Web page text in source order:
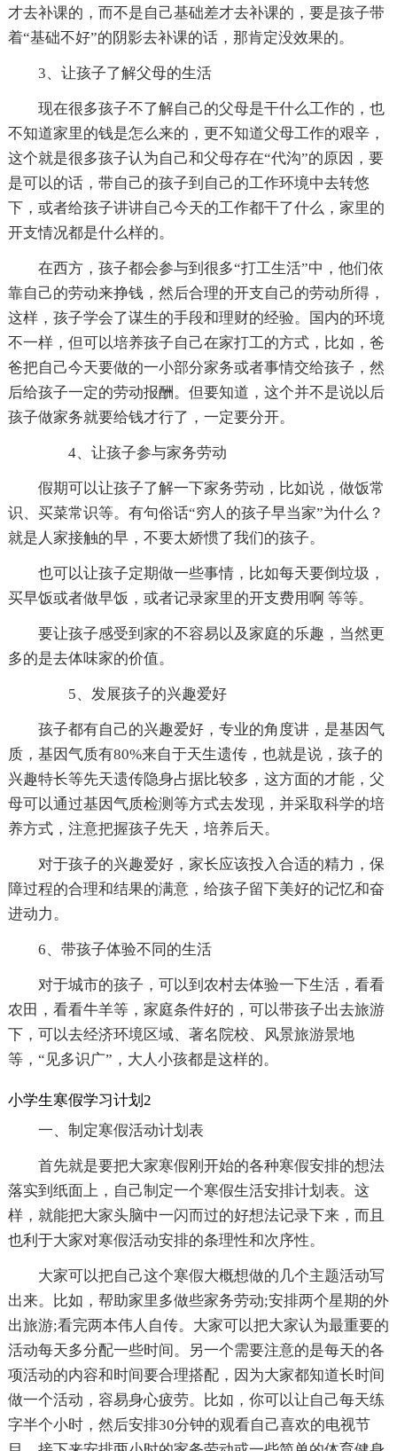
才去补课的，而不是自己基础差才去补课的，要是孩子带
着“基础不好”的阴影去补课的话，那肯定没效果的。
3、让孩子了解父母的生活
现在很多孩子不了解自己的父母是干什么工作的，也
不知道家里的钱是怎么来的，更不知道父母工作的艰辛，
这个就是很多孩子认为自己和父母存在“代沟”的原因，要
是可以的话，带自己的孩子到自己的工作环境中去转悠
下，或者给孩子讲讲自己今天的工作都干了什么，家里的
开支情况都是什么样的。
在西方，孩子都会参与到很多“打工生活”中，他们依
靠自己的劳动来挣钱，然后合理的开支自己的劳动所得，
这样，孩子学会了谋生的手段和理财的经验。国内的环境
不一样，但可以培养孩子自己在家打工的方式，比如，爸
爸把自己今天要做的一小部分家务或者事情交给孩子，然
后给孩子一定的劳动报酬。但要知道，这个并不是说以后
孩子做家务就要给钱才行了，一定要分开。
4、让孩子参与家务劳动
假期可以让孩子了解一下家务劳动，比如说，做饭常
识、买菜常识等。有句俗话“穷人的孩子早当家”为什么？
就是人家接触的早，不要太娇惯了我们的孩子。
也可以让孩子定期做一些事情，比如每天要倒垃圾，
买早饭或者做早饭，或者记录家里的开支费用啊 等等。
要让孩子感受到家的不容易以及家庭的乐趣，当然更
多的是去体味家的价值。
5、发展孩子的兴趣爱好
孩子都有自己的兴趣爱好，专业的角度讲，是基因气
质，基因气质有80%来自于天生遗传，也就是说，孩子的
兴趣特长等先天遗传隐身占据比较多，这方面的才能，父
母可以通过基因气质检测等方式去发现，并采取科学的培
养方式，注意把握孩子先天，培养后天。
对于孩子的兴趣爱好，家长应该投入合适的精力，保
障过程的合理和结果的满意，给孩子留下美好的记忆和奋
进动力。
6、带孩子体验不同的生活
对于城市的孩子，可以到农村去体验一下生活，看看
农田，看看牛羊等，家庭条件好的，可以带孩子出去旅游
下，可以去经济环境区域、著名院校、风景旅游景地
等，“见多识广”，大人小孩都是这样的。
小学生寒假学习计划2
一、制定寒假活动计划表
首先就是要把大家寒假刚开始的各种寒假安排的想法
落实到纸面上，自己制定一个寒假生活安排计划表。这
样，就能把大家头脑中一闪而过的好想法记录下来，而且
也利于大家对寒假活动安排的条理性和次序性。
大家可以把自己这个寒假大概想做的几个主题活动写
出来。比如，帮助家里多做些家务劳动;安排两个星期的外
出旅游;看完两本伟人自传。大家可以把大家认为最重要的
活动每天多分配一些时间。另一个需要注意的是每天的各
项活动的内容和时间要合理搭配，因为大家都知道长时间
做一个活动，容易身心疲劳。比如，你可以让自己每天练
字半个小时，然后安排30分钟的观看自己喜欢的电视节